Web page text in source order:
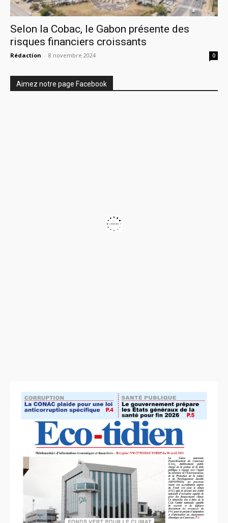
Selon la Cobac, le Gabon présente des
risques financiers croissants
Rédaction - 8 novembre 2024 0
Aimez notre page Facebook